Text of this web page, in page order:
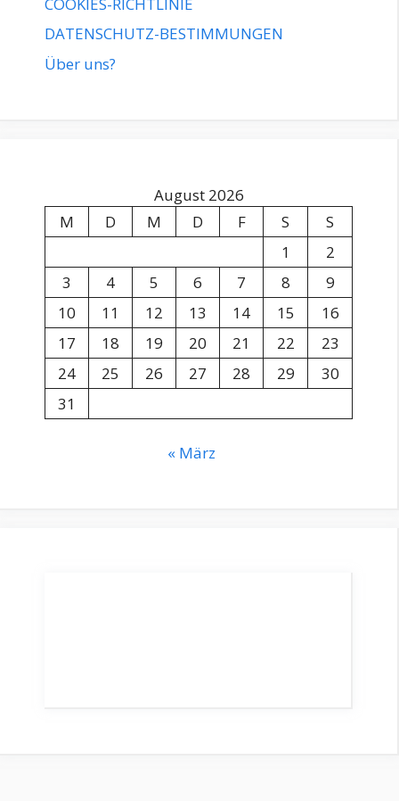
DATENSCHUTZ-BESTIMMUNGEN
Über uns?
August 2026
M
D M D F S
S
1
2
3
4 5 6 7 8
9
10
11 12 13 14 15
16
17
18 19 20 21 22
23
24
25 26 27 28 29
30
31
« März